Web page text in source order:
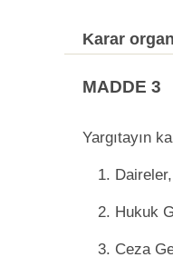
Karar
MADDE 3
Yargıtayın
1. Daireler,
2. Hukuk
3. Ceza